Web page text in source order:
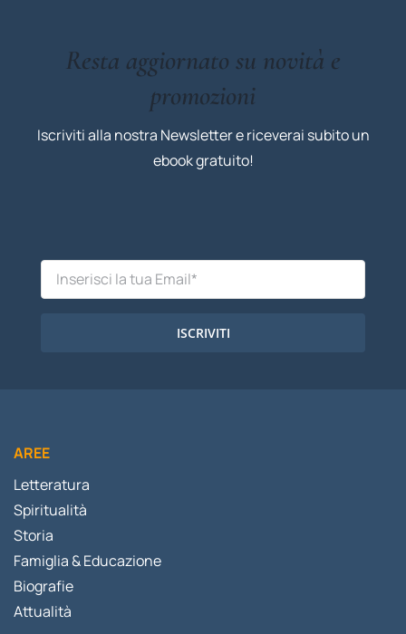
Resta aggiornato su novità e
promozioni
Iscriviti alla nostra Newsletter e riceverai subito un
ebook gratuito!
ISCRIVITI
AREE
Letteratura
Spiritualità
Storia
Famiglia & Educazione
Biografie
Attualità